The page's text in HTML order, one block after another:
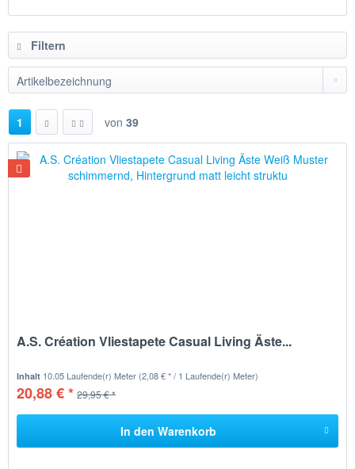
Filtern
1 von 39
A.S. Création Vliestapete Casual Living Äste...
Inhalt 10.05 Laufende(r) Meter (2,08 € * / 1 Laufende(r) Meter)
20,88 € * 29,95 € *
In den Warenkorb